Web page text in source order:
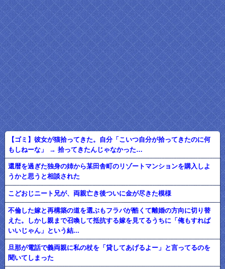
【ゴミ】彼女が猫拾ってきた。自分「こいつ自分が拾ってきたのに何
もしねーな」 → 拾ってきたんじゃなかった…
還暦を過ぎた独身の姉から某田舎町のリゾートマンションを購入しよ
うかと思うと相談された
こどおじニート兄が、両親亡き後ついに金が尽きた模様
不倫した嫁と再構築の道を選ぶもフラバが酷くて離婚の方向に切り替
えた。しかし親まで召喚して抵抗する嫁を見てるうちに「俺もすれば
いいじゃん」という結...
旦那が電話で義両親に私の杖を「貸してあげるよー」と言ってるのを
聞いてしまった